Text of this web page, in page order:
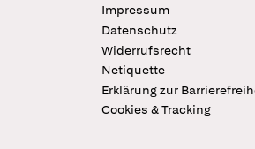
Impressum
Datenschutz
Widerrufsrecht
Netiquette
Erklärung zur
Cookies & Tracking